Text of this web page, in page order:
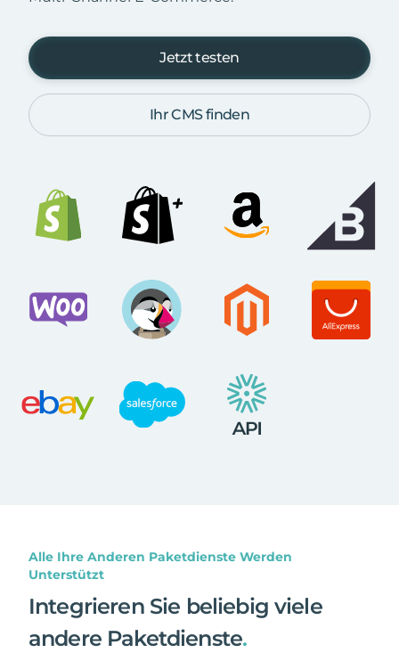
Jetzt testen
Ihr CMS finden
Alle Ihre Anderen Paketdienste Werden
Unterstützt
Integrieren Sie beliebig viele
andere Paketdienste.